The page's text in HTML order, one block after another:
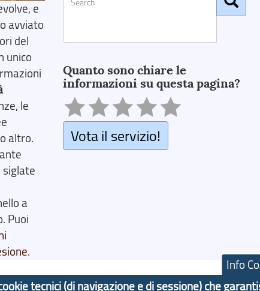
e
avviato
del
unico
le
altro.
siglate
a
Puoi
.
Quanto sono chiare le
informazioni su questa pagina?
Vota il servizio!
Info
tecnici (di navigazione e di sessione) che